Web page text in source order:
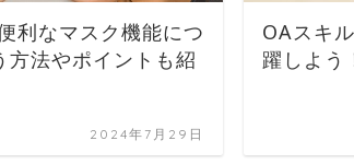
利なマスク機能につ
方法やポイントも紹
2024年7月29日
OAスキ
躍しよう